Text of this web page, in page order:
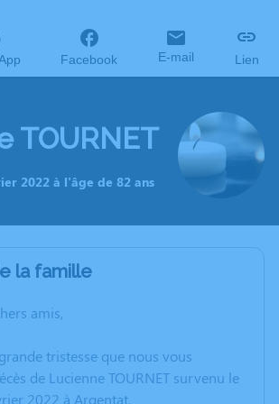
Facebook E-mail Lien
TOURNET
2022 à l'âge de 82 ans
la famille
amis,
tristesse que nous vous
de Lucienne TOURNET survenu le
2022 à Argentat.